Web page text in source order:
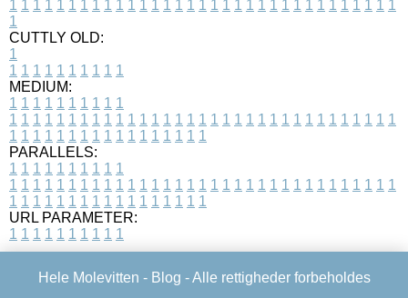
1 1 1 1 1 1 1 1 1 1 1 1 1 1 1 1 1 1 1 1 1 1 1 1 1 1 1 1 1 1 1 1 1
1
CUTTLY OLD:
1
1 1 1 1 1 1 1 1 1 1
MEDIUM:
1 1 1 1 1 1 1 1 1 1
1 1 1 1 1 1 1 1 1 1 1 1 1 1 1 1 1 1 1 1 1 1 1 1 1 1 1 1 1 1 1 1 1
1 1 1 1 1 1 1 1 1 1 1 1 1 1 1 1 1
PARALLELS:
1 1 1 1 1 1 1 1 1 1
1 1 1 1 1 1 1 1 1 1 1 1 1 1 1 1 1 1 1 1 1 1 1 1 1 1 1 1 1 1 1 1 1
1 1 1 1 1 1 1 1 1 1 1 1 1 1 1 1 1
URL PARAMETER:
1 1 1 1 1 1 1 1 1 1
Hele Molevitten - Blog - Alle rettigheder forbeholdes